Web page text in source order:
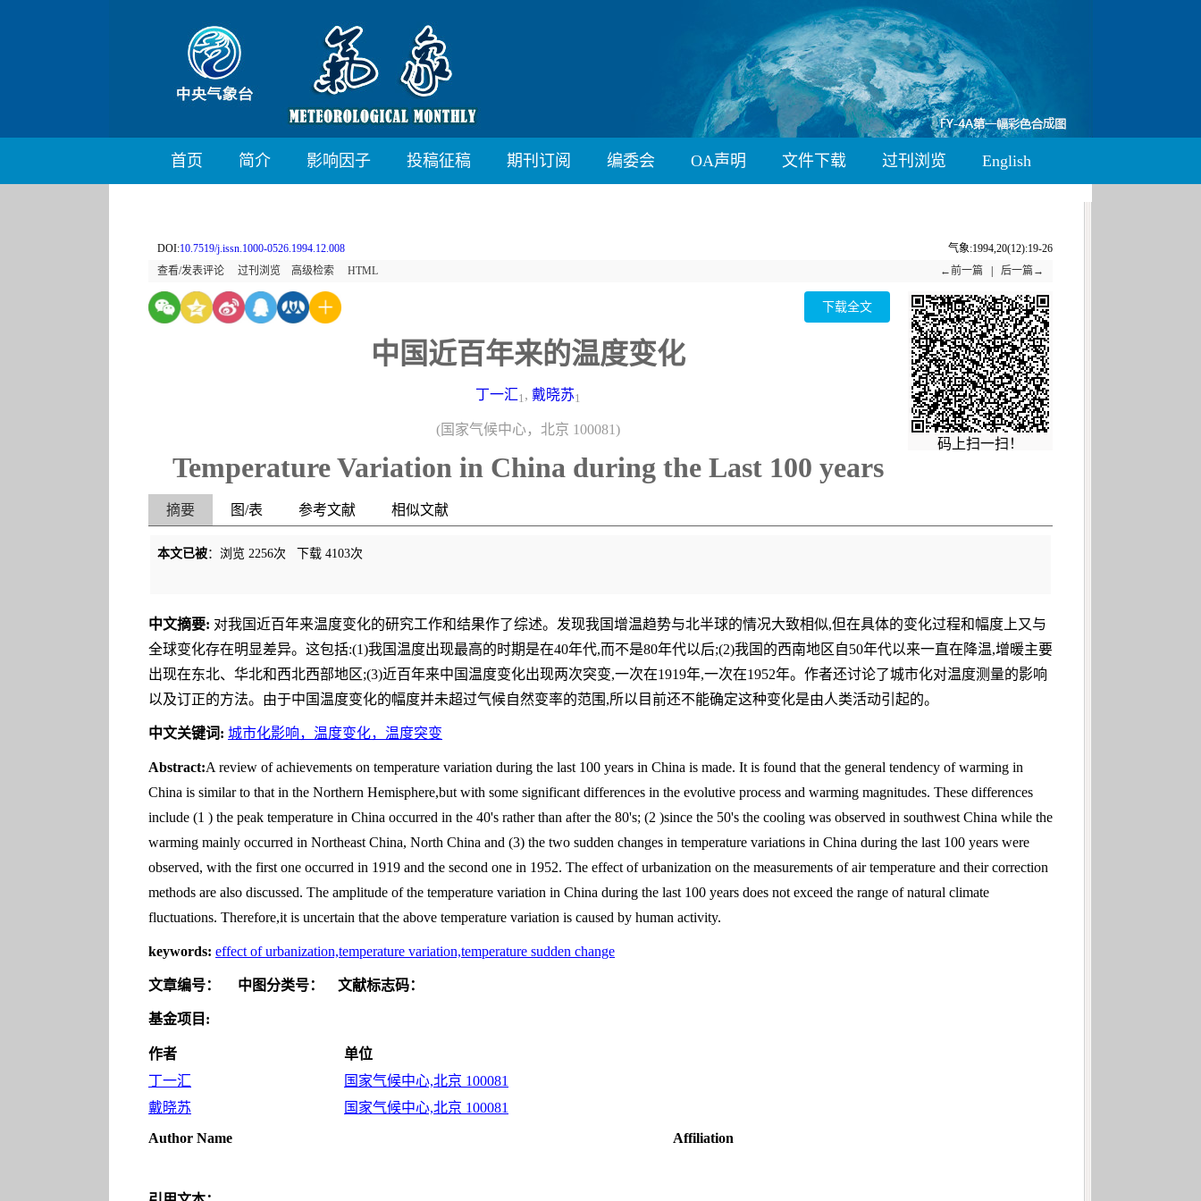
首页 简介 影响因子 投稿征稿 期刊订阅 编委会 OA声明 文件下载 过刊浏览 English
DOI:10.7519/j.issn.1000-0526.1994.12.008
气象:1994,20(12):19-26
查看/发表评论
过刊浏览 高级检索 HTML ←前一篇 后一篇→
码上扫一扫！
下载全文
中国近百年来的温度变化
丁一汇1,戴晓苏1
(国家气候中心，北京 100081)
Temperature Variation in China during the Last 100 years
摘要 图/表 参考文献 相似文献
本文已被：浏览 2256次 下载 4103次
中文摘要: 对我国近百年来温度变化的研究工作和结果作了综述。发现我国增温趋势与北半球的情况大致相似,但在具体的变化过程和幅度上又与
全球变化存在明显差异。这包括:(1)我国温度出现最高的时期是在40年代,而不是80年代以后;(2)我国的西南地区自50年代以来一直在降温,增暖主要
出现在东北、华北和西北西部地区;(3)近百年来中国温度变化出现两次突变,一次在1919年,一次在1952年。作者还讨论了城市化对温度测量的影响
以及订正的方法。由于中国温度变化的幅度并未超过气候自然变率的范围,所以目前还不能确定这种变化是由人类活动引起的。
中文关键词: 城市化影响，温度变化，温度突变
Abstract:A review of achievements on temperature variation during the last 100 years in China is made. It is found that the general tendency of warming in
China is similar to that in the Northern Hemisphere,but with some significant differences in the evolutive process and warming magnitudes. These differences
include (1 ) the peak temperature in China occurred in the 40's rather than after the 80's; (2 )since the 50's the cooling was observed in southwest China while the
warming mainly occurred in Northeast China, North China and (3) the two sudden changes in temperature variations in China during the last 100 years were
observed, with the first one occurred in 1919 and the second one in 1952. The effect of urbanization on the measurements of air temperature and their correction
methods are also discussed. The amplitude of the temperature variation in China during the last 100 years does not exceed the range of natural climate
fluctuations. Therefore,it is uncertain that the above temperature variation is caused by human activity.
keywords: effect of urbanization,temperature variation,temperature sudden change
文章编号： 中图分类号： 文献标志码：
基金项目:
作者
单位
丁一汇
国家气候中心,北京 100081
戴晓苏
国家气候中心,北京 100081
Author Name
Affiliation